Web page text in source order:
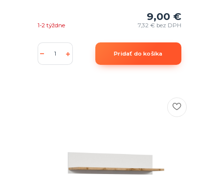
9,00 €
7,32 € bez DPH
1-2 týždne
Pridať do košíka